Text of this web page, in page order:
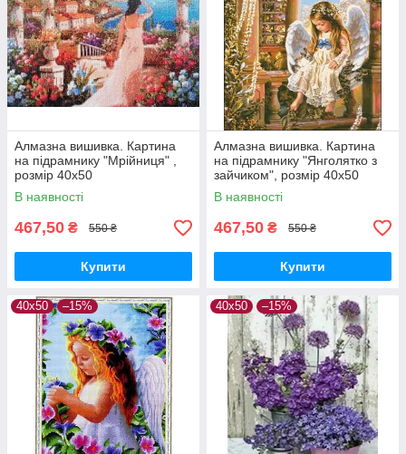
Алмазна вишивка. Картина
на підрамнику "Мрійниця" ,
розмір 40х50
В наявності
467,50 ₴ 550 ₴
Купити
Алмазна вишивка. Картина
на підрамнику "Янголятко з
зайчиком", розмір 40х50
В наявності
467,50 ₴ 550 ₴
Купити
40х50 –15% 40х50 –15%